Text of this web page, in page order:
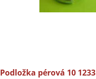
Podložka pérová 10 1233